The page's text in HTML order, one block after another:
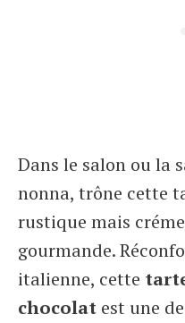
Dans le salon ou la
nonna, trône cette
rustique mais
gourmande.
italienne, cette
chocolat est une